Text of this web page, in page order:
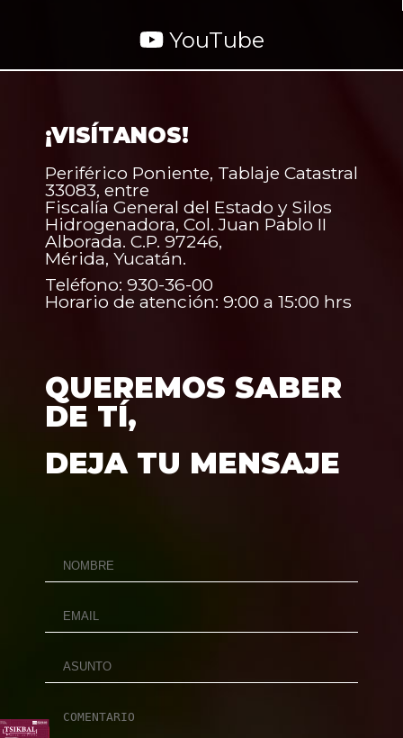
YouTube
¡VISÍTANOS!
Periférico Poniente, Tablaje Catastral
33083, entre
Fiscalía General del Estado y Silos
Hidrogenadora, Col. Juan Pablo II
Alborada. C.P. 97246,
Mérida, Yucatán.
Teléfono: 930-36-00
Horario de atención: 9:00 a 15:00 hrs
QUEREMOS SABER
DE TÍ,
DEJA TU MENSAJE